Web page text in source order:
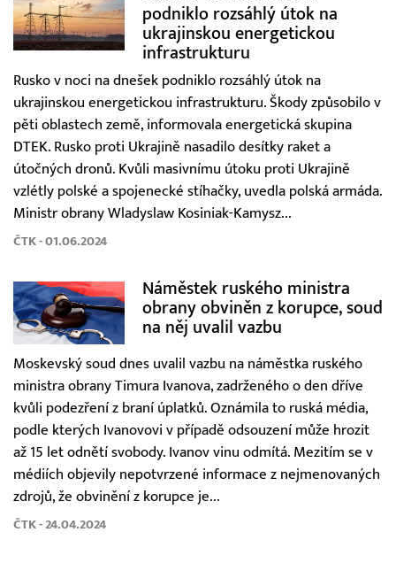
podniklo rozsáhlý útok na
ukrajinskou energetickou
infrastrukturu
Rusko v noci na dnešek podniklo rozsáhlý útok na
ukrajinskou energetickou infrastrukturu. Škody způsobilo v
pěti oblastech země, informovala energetická skupina
DTEK. Rusko proti Ukrajině nasadilo desítky raket a
útočných dronů. Kvůli masivnímu útoku proti Ukrajině
vzlétly polské a spojenecké stíhačky, uvedla polská armáda.
Ministr obrany Wladyslaw Kosiniak-Kamysz...
ČTK - 01.06.2024
Náměstek ruského ministra
obrany obviněn z korupce, soud
na něj uvalil vazbu
Moskevský soud dnes uvalil vazbu na náměstka ruského
ministra obrany Timura Ivanova, zadrženého o den dříve
kvůli podezření z braní úplatků. Oznámila to ruská média,
podle kterých Ivanovovi v případě odsouzení může hrozit
až 15 let odnětí svobody. Ivanov vinu odmítá. Mezitím se v
médiích objevily nepotvrzené informace z nejmenovaných
zdrojů, že obvinění z korupce je...
ČTK - 24.04.2024